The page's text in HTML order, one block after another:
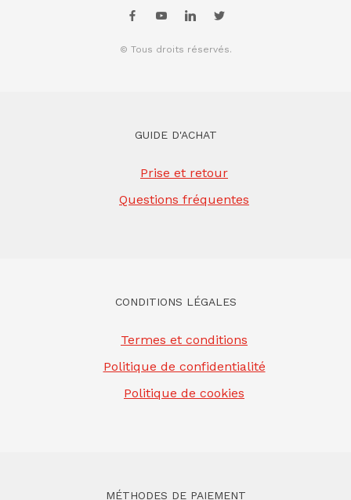
© Tous droits réservés.
GUIDE D'ACHAT
Prise et retour
Questions fréquentes
CONDITIONS LÉGALES
Termes et conditions
Politique de confidentialité
Politique de cookies
MÉTHODES DE PAIEMENT